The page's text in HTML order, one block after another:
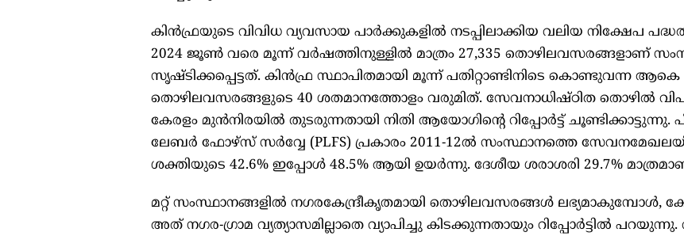
കിൻഫ്രയുടെ വിവിധ വ്യവസായ പാർക്കുകളിൽ നടപ്പിലാക്കിയ വലിയ നിക്ഷേപ
2024 ജൂൺ വരെ മൂന്ന് വർഷത്തിനുള്ളിൽ മാത്രം 27,335 തൊഴിലവസരങ്ങളാണ്
സൃഷ്ടിക്കപ്പെട്ടത്. കിൻഫ്ര സ്ഥാപിതമായി മൂന്ന് പതിറ്റാണ്ടിനിടെ കൊണ്ടുവന്ന ആകെ
തൊഴിലവസരങ്ങളുടെ 40 ശതമാനത്തോളം വരുമിത്. സേവനാധിഷ്ഠിത തൊഴിൽ
കേരളം മുൻനിരയിൽ തുടരുന്നതായി നിതി ആയോഗിന്റെ റിപ്പോർട്ട് ചൂണ്ടിക്കാട്ടുന്നു.
ലേബർ ഫോഴ്സ് സർവ്വേ (PLFS) പ്രകാരം 2011-12ൽ സംസ്ഥാനത്തെ
ശക്തിയുടെ 42.6% ഇപ്പോൾ 48.5% ആയി ഉയർന്നു. ദേശീയ ശരാശരി 29.7%
മറ്റ് സംസ്ഥാനങ്ങളിൽ നഗരകേന്ദ്രീകൃതമായി തൊഴിലവസരങ്ങൾ ലഭ്യമാകുമ്പോൾ,
അത് നഗര-ഗ്രാമ വ്യത്യാസമില്ലാതെ വ്യാപിച്ചു കിടക്കുന്നതായും റിപ്പോർട്ടിൽ പറയുന്നു.